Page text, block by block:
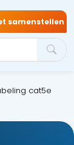
samenstellen
cat5e